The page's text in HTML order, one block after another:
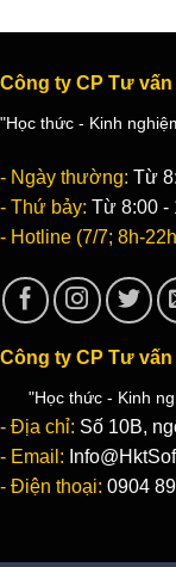
Công ty CP Tư
"Học thức - Kinh
- Ngày thường: Từ
- Thứ bảy: Từ 8:00 -
- Hotline (7/7; 8h-
Công ty CP Tư
"Học thức - Kinh
- Địa chỉ: Số 10B,
- Email:
- Điện thoại: 0904